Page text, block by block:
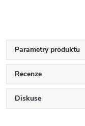
Parametry produktu
Recenze
Diskuse